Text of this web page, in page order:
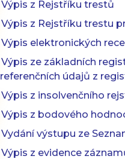
Výpis z Rejstříku trestů
Výpis z Rejstříku trestu
Výpis elektronických
Výpis ze základních
referenčních údajů z
Výpis z insolvenčního
Výpis z bodového
Vydání výstupu ze
Výpis z evidence